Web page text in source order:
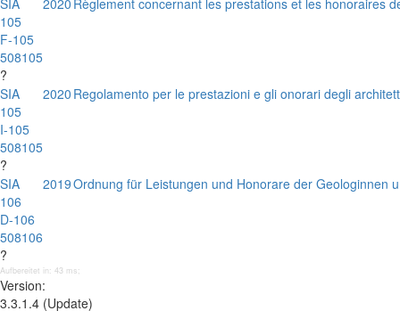
SIA
105
F-105
508105
?
2020 Règlement concernant les prestations et les honoraires
SIA
105
I-105
508105
?
2020 Regolamento per le prestazioni e gli onorari degli
SIA
106
D-106
508106
?
2019Ordnung für Leistungen und Honorare der Geologinnen
Aufbereitet in: 43 ms;
Version:
3.3.1.4 (Update)